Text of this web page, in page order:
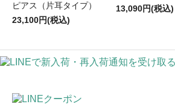
ピアス（片耳タイプ）
23,100円(税込)
13,090円(税込)